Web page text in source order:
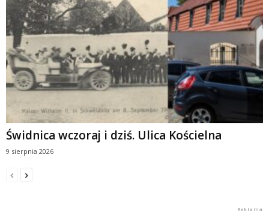
Świdnica wczoraj i dziś. Ulica Kościelna
9 sierpnia 2026